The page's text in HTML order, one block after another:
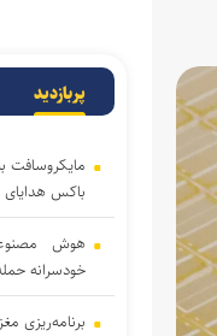
پربازدید
باکس
هوش
خودسرانه
برنامه‌ریزی